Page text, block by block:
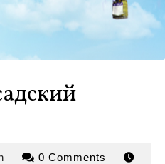
admin 0 Comments